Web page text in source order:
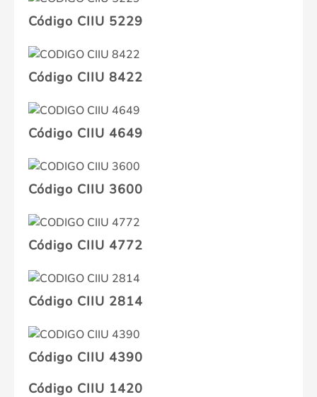
Código CIIU 5229
Código CIIU 8422
Código CIIU 4649
Código CIIU 3600
Código CIIU 4772
Código CIIU 2814
Código CIIU 4390
Código CIIU 1420